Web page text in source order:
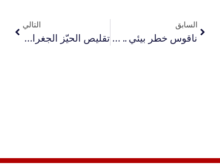
السابق
ناقوس خطر بيئي .. الاحتلال يوظّف القوارض والأوبئة سلاحاً ممنهجاً ضد المدنيين في قطاع غزة
التالي
تقليص الحيّز الجغرافي بالقصف وتوسيع المناطق المحظورة يفاقم خطر التهجير القسري في غزة